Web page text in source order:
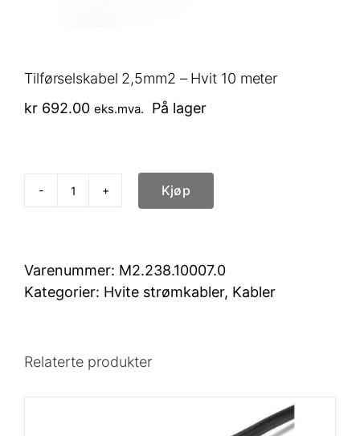
Tilførselskabel 2,5mm2 – Hvit 10 meter
kr 692.00 eks.mva. På lager
Tilførselskabel
Hvit
10
Kjøp
Varenummer: M2.238.10007.0
Kategorier: Hvite strømkabler, Kabler
Relaterte produkter